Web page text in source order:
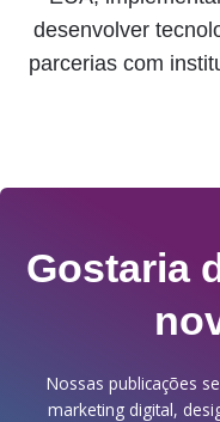
desenvolver
parcerias com
Gostaria
Nossas publicações
marketing digital,